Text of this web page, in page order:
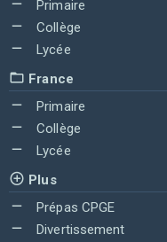
Primaire
Collège
Lycée
France
Primaire
Collège
Lycée
Plus
Prépas CPGE
Divertissement